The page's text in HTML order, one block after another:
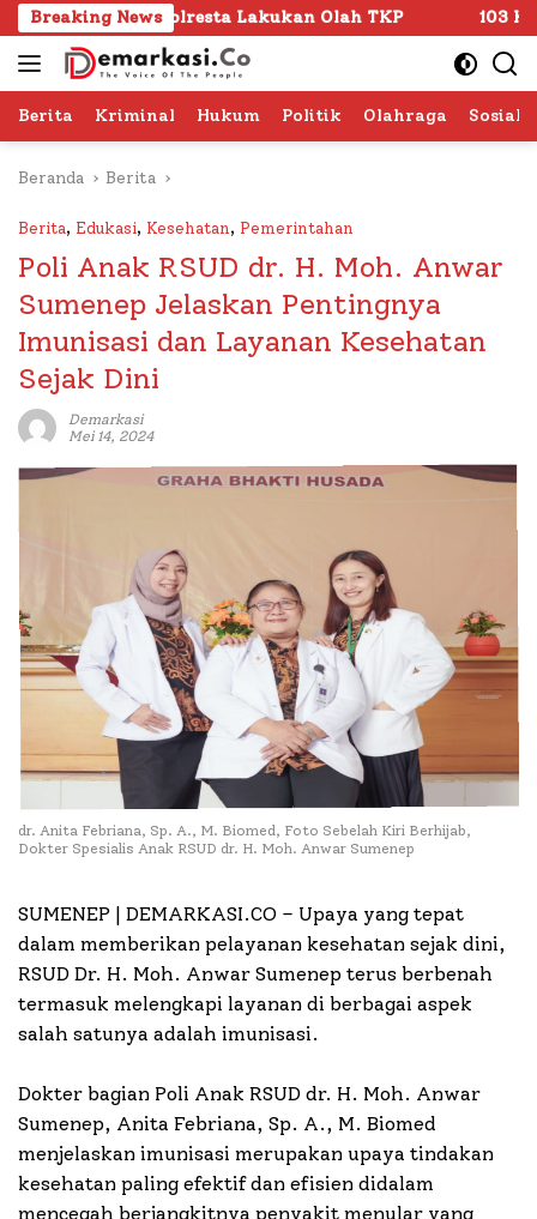
Langsung
ke
konten
Breaking News
Lakukan Olah TKP 103 Kafilah Siap
Berita Kriminal Hukum Politik Olahraga Sosial
Beranda Berita
Berita, Edukasi, Kesehatan, Pemerintahan
Poli Anak RSUD dr. H. Moh. Anwar
Sumenep Jelaskan Pentingnya
Imunisasi dan Layanan Kesehatan
Sejak Dini
Demarkasi
Mei 14, 2024
dr. Anita Febriana, Sp. A., M. Biomed, Foto Sebelah Kiri Berhijab,
Dokter Spesialis Anak RSUD dr. H. Moh. Anwar Sumenep
SUMENEP | DEMARKASI.CO – Upaya yang tepat
dalam memberikan pelayanan kesehatan sejak dini,
RSUD Dr. H. Moh. Anwar Sumenep terus berbenah
termasuk melengkapi layanan di berbagai aspek
salah satunya adalah imunisasi.
Dokter bagian Poli Anak RSUD dr. H. Moh. Anwar
Sumenep, Anita Febriana, Sp. A., M. Biomed
menjelaskan imunisasi merupakan upaya tindakan
kesehatan paling efektif dan efisien didalam
mencegah berjangkitnya penyakit menular yang